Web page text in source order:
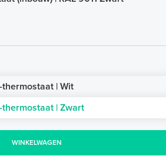
thermostaat | Wit
thermostaat | Zwart
WINKELWAGEN